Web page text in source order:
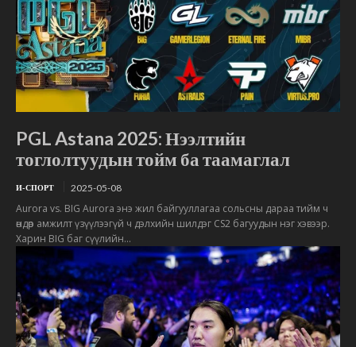
PGL Astana 2025: Нээлтийн
тоглолтуудын тойм ба таамаглал
И-СПОРТ 2025-05-08
Aurora vs. BIG Aurora энэ жил байгууллагаа сольсны дараа тийм ч
өндөр амжилт үзүүлээгүй ч дэлхийн шилдэг CS2 багуудын нэг хэвээр.
Харин BIG баг сүүлийн...